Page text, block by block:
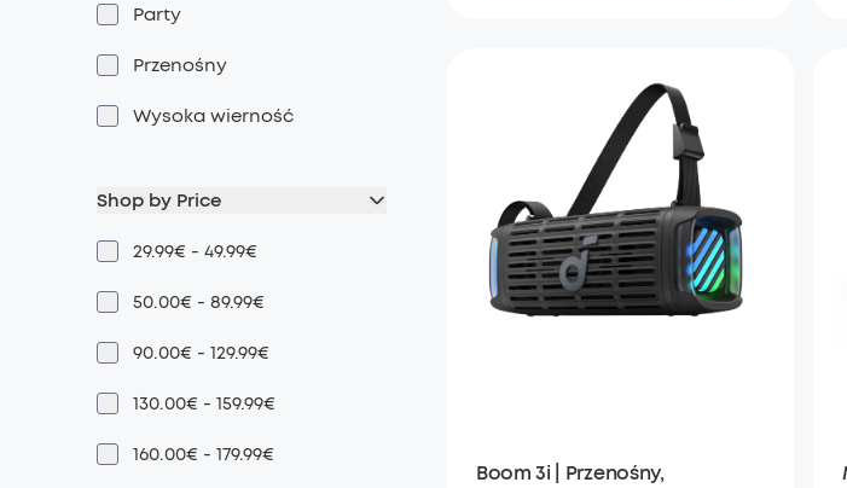
Party
Przenośny
Wysoka wierność
Shop by Price
29.99€ - 49.99€
50.00€ - 89.99€
90.00€ - 129.99€
130.00€ - 159.99€
160.00€ - 179.99€
Boom 3i | Przenośny,